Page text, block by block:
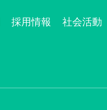
採用情報 社会活動